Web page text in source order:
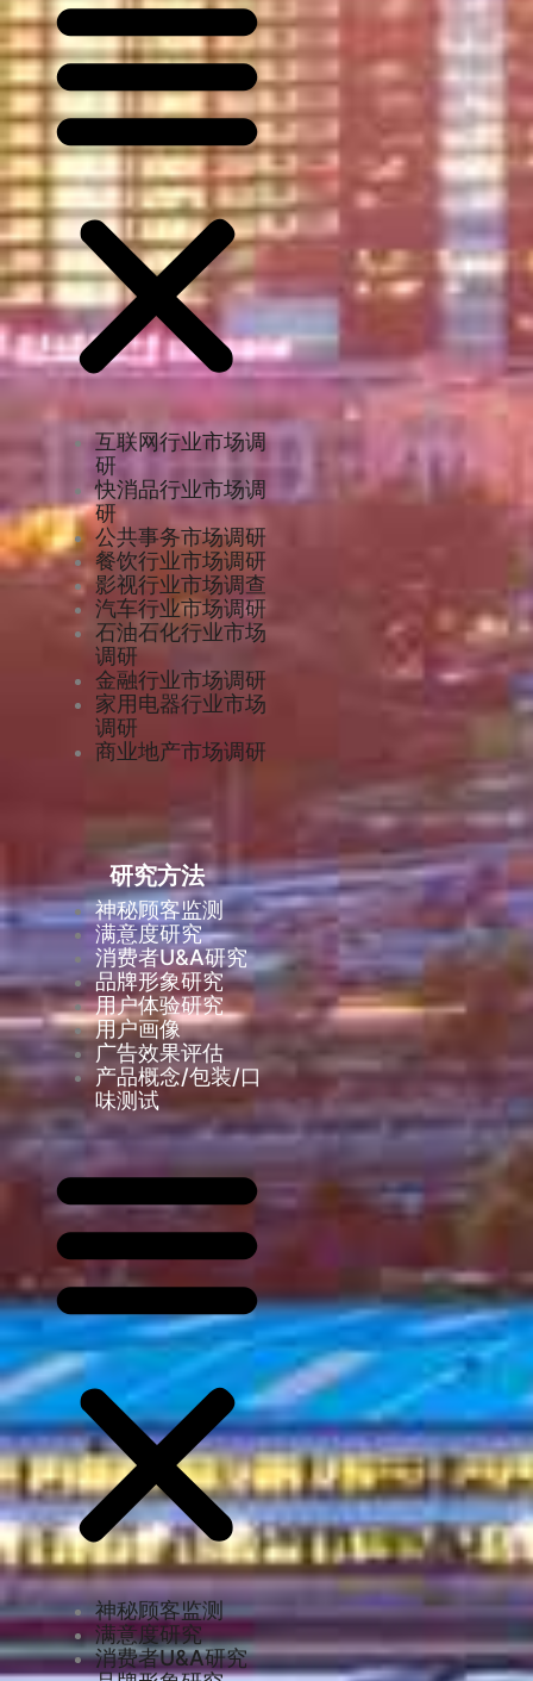
互联网行业市场调
研
快消品行业市场调
研
公共事务市场调研
餐饮行业市场调研
影视行业市场调查
汽车行业市场调研
石油石化行业市场
调研
金融行业市场调研
家用电器行业市场
调研
商业地产市场调研
研究方法
神秘顾客监测
满意度研究
消费者U&A研究
品牌形象研究
用户体验研究
用户画像
广告效果评估
产品概念/包装/口
味测试
神秘顾客监测
满意度研究
消费者U&A研究